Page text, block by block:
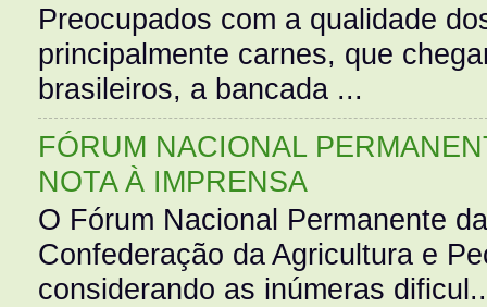
Preocupados com a qualidade
principalmente carnes, que
brasileiros, a bancada ...
FÓRUM NACIONAL
NOTA À IMPRENSA
O Fórum Nacional Permanente
Confederação da Agricultura e
considerando as inúmeras